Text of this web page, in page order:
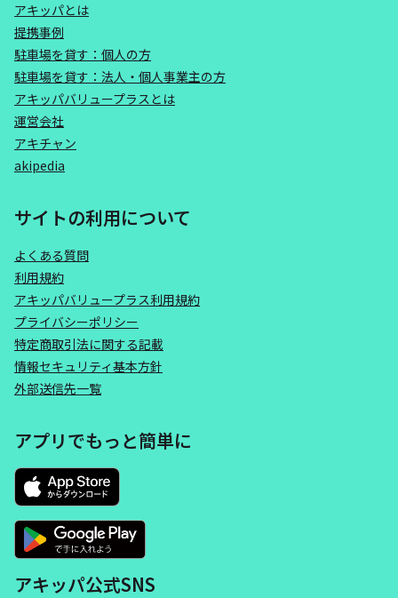
アキッパとは
提携事例
駐車場を貸す：個人の方
駐車場を貸す：法人・個人事業主の方
アキッパバリュープラスとは
運営会社
アキチャン
akipedia
サイトの利用について
よくある質問
利用規約
アキッパバリュープラス利用規約
プライバシーポリシー
特定商取引法に関する記載
情報セキュリティ基本方針
外部送信先一覧
アプリでもっと簡単に
アキッパ公式SNS